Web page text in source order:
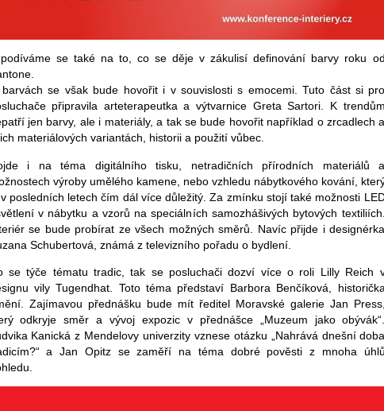
se také na to, co se děje v zákulisí definování barvy roku
se však bude hovořit i v souvislosti s emocemi. Tuto část si pro
připravila arteterapeutka a výtvarnice Greta Sartori. K trendům
jen barvy, ale i materiály, a tak se bude hovořit například o zrcadlech a
materiálových variantách, historii a použití vůbec.
i na téma digitálního tisku, netradičních přírodních materiálů a
výroby umělého kamene, nebo vzhledu nábytkového kování,
posledních letech čím dál více důležitý. Za zmínku stojí také možnosti
v nábytku a vzorů na speciálních samozhášivých bytových textiliích.
se bude probírat ze všech možných směrů. Navíc přijde i designérka
Schubertová, známá z televizního pořadu o bydlení.
se týče tématu tradic, tak se posluchači dozví více o roli Lilly Reich
vily Tugendhat. Toto téma představí Barbora Benčíková, historička
Zajímavou přednášku bude mít ředitel Moravské galerie Jan Press,
odkryje směr a vývoj expozic v přednášce „Muzeum jako obývák“.
Kanická z Mendelovy univerzity vznese otázku „Nahrává dnešní doba
a Jan Opitz se zaměří na téma dobré pověsti z mnoha úhlů